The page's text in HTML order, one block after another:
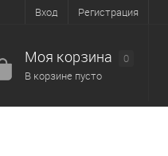
Вход Регистрация
Моя корзина
0
В корзине пусто